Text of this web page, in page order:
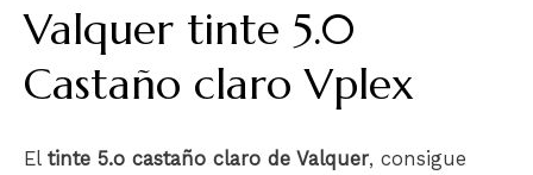
Valquer tinte 5.0
Castaño claro Vplex
El tinte 5.o castaño claro de Valquer, consigue